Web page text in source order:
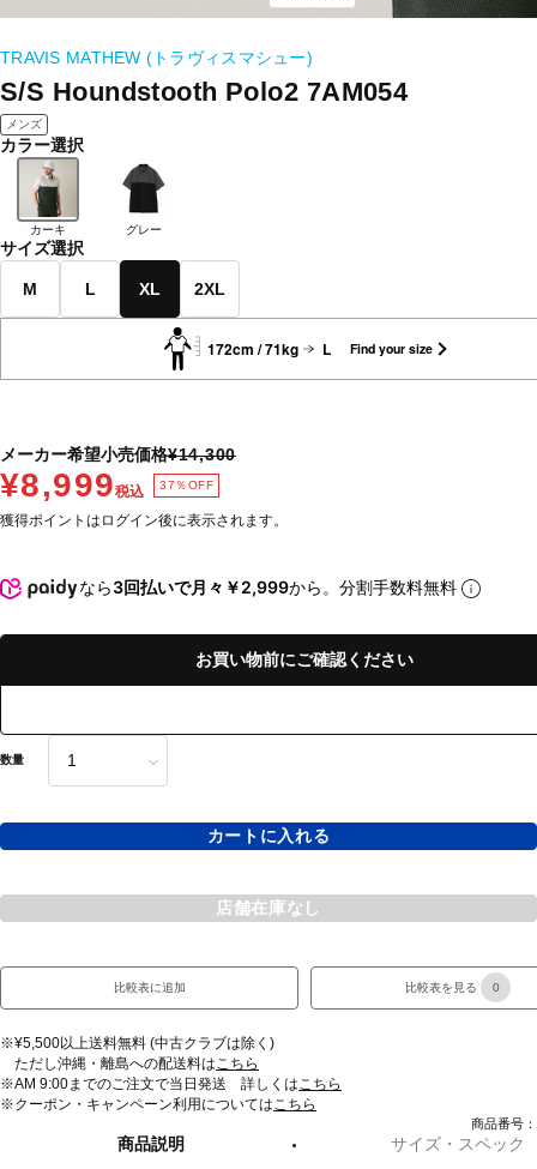
TRAVIS MATHEW (トラヴィスマシュー)
S/S Houndstooth Polo2 7AM054
メンズ
カラー選択
カーキ グレー
サイズ選択
M L XL 2XL
172cm / 71kg L Find your size
メーカー希望小売価格¥14,300
¥8,999税込 37％OFF
獲得ポイントはログイン後に表示されます。
なら3回払いで月々￥2,999から。分割手数料無料
お買い物前にご確認ください
数量
カートに入れる
店舗在庫なし
比較表に追加 比較表を見る 0
※¥5,500以上送料無料 (中古クラブは除く)
ただし沖縄・離島への配送料は こちら
※AM 9:00までのご注文で当日発送 詳しくは こちら
※クーポン・キャンペーン利用については こちら
商品番号
商品説明 サイズ・スペック